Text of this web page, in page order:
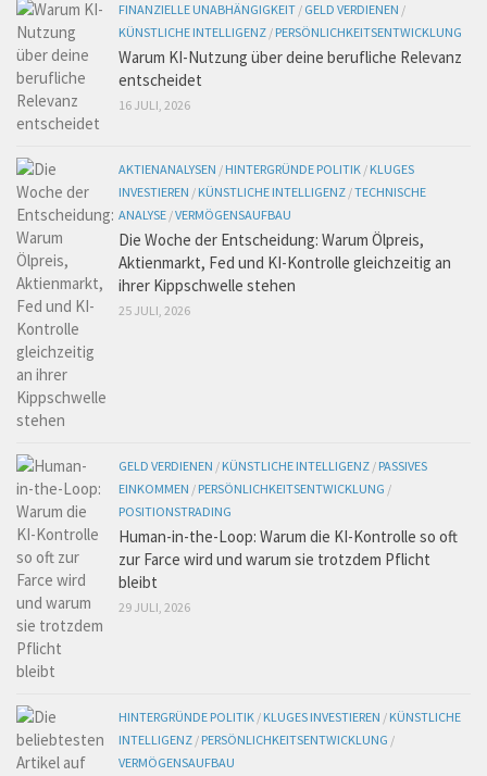
FINANZIELLE UNABHÄNGIGKEIT / GELD VERDIENEN /
KÜNSTLICHE INTELLIGENZ / PERSÖNLICHKEITSENTWICKLUNG
Warum KI-Nutzung über deine berufliche Relevanz
entscheidet
16 JULI, 2026
AKTIENANALYSEN / HINTERGRÜNDE POLITIK / KLUGES
INVESTIEREN / KÜNSTLICHE INTELLIGENZ /TECHNISCHE
ANALYSE /VERMÖGENSAUFBAU
Die Woche der Entscheidung: Warum Ölpreis,
Aktienmarkt, Fed und KI-Kontrolle gleichzeitig an
ihrer Kippschwelle stehen
25 JULI, 2026
GELD VERDIENEN / KÜNSTLICHE INTELLIGENZ / PASSIVES
EINKOMMEN / PERSÖNLICHKEITSENTWICKLUNG /
POSITIONSTRADING
Human-in-the-Loop: Warum die KI-Kontrolle so oft
zur Farce wird und warum sie trotzdem Pflicht
bleibt
29 JULI, 2026
HINTERGRÜNDE POLITIK / KLUGES INVESTIEREN / KÜNSTLICHE
INTELLIGENZ / PERSÖNLICHKEITSENTWICKLUNG /
VERMÖGENSAUFBAU